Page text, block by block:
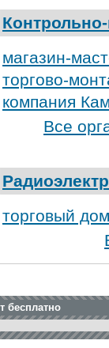
магазин-
торгово-
компания
Все
торговый
бесплатно